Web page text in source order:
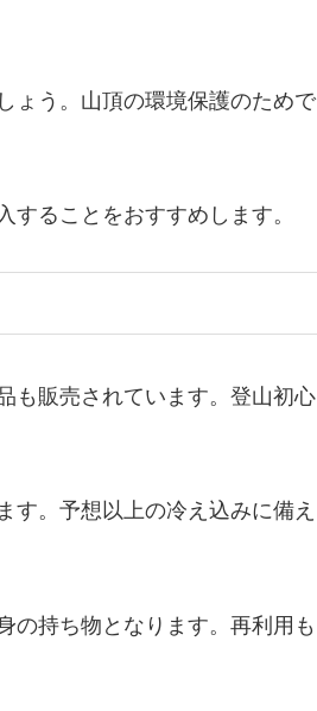
ょう。山頂の環境保護のためで
ることをおすすめします。
も販売されています。登山初心
す。予想以上の冷え込みに備え
の持ち物となります。再利用も